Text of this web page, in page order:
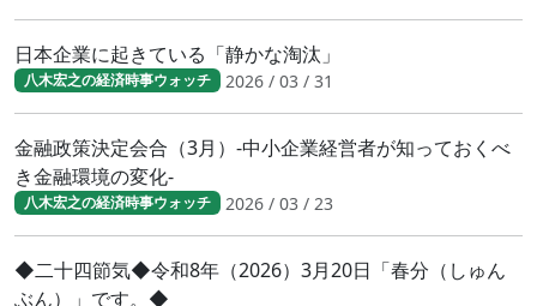
日本企業に起きている「静かな淘汰」
八木宏之の経済時事ウォッチ 2026 / 03 / 31
金融政策決定会合（3月）-中小企業経営者が知っておくべ
き金融環境の変化-
八木宏之の経済時事ウォッチ 2026 / 03 / 23
◆二十四節気◆令和8年（2026）3月20日「春分（しゅん
ぶん）」です。◆